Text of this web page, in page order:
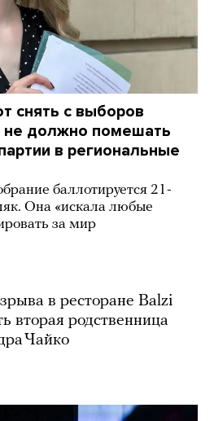
снять с выборов
не должно помешать
в региональные
баллотируется 21-
Она «искала любые
за мир
в ресторане Balzi
вторая родственница
Чайко